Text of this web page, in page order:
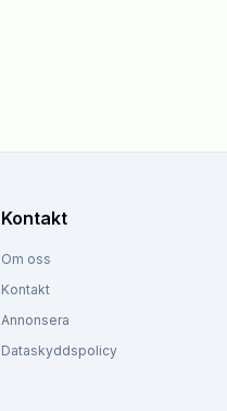
Kontakt
Om oss
Kontakt
Annonsera
Dataskyddspolicy